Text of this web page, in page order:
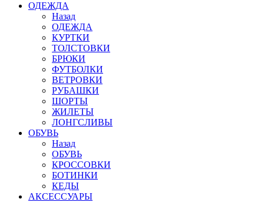
ОДЕЖДА
Назад
ОДЕЖДА
КУРТКИ
ТОЛСТОВКИ
БРЮКИ
ФУТБОЛКИ
ВЕТРОВКИ
РУБАШКИ
ШОРТЫ
ЖИЛЕТЫ
ЛОНГСЛИВЫ
ОБУВЬ
Назад
ОБУВЬ
КРОССОВКИ
БОТИНКИ
КЕДЫ
АКСЕССУАРЫ